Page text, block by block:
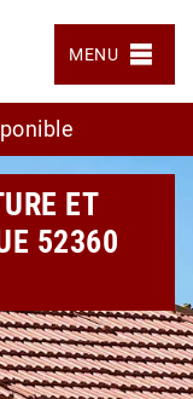
MENU
ET
52360